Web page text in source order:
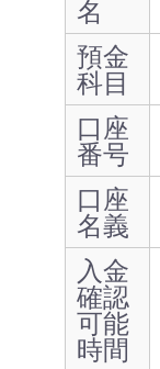
名
預金
科目
口座
番号
口座
名義
入金
確認
可能
時間